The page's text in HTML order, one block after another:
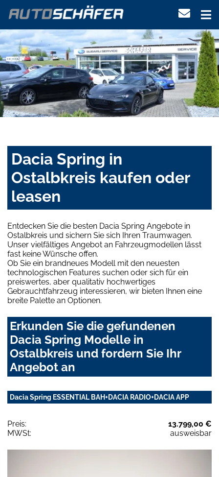
Dacia Spring in
Ostalbkreis kaufen oder
leasen
Entdecken Sie die besten Dacia Spring Angebote in
Ostalbkreis und sichern Sie sich Ihren Traumwagen.
Unser vielfältiges Angebot an Fahrzeugmodellen lässt
fast keine Wünsche offen.
Ob Sie ein brandneues Modell mit den neuesten
technologischen Features suchen oder sich für ein
preiswertes, aber qualitativ hochwertiges
Gebrauchtfahrzeug interessieren, wir bieten Ihnen eine
breite Palette an Optionen.
Erkunden Sie die gefundenen
Dacia Spring Modelle in
Ostalbkreis und fordern Sie Ihr
Angebot an
Dacia Spring ESSENTIAL BAH+DACIA RADIO+DACIA APP
Preis:
13.799,00 €
MWSt:
ausweisbar